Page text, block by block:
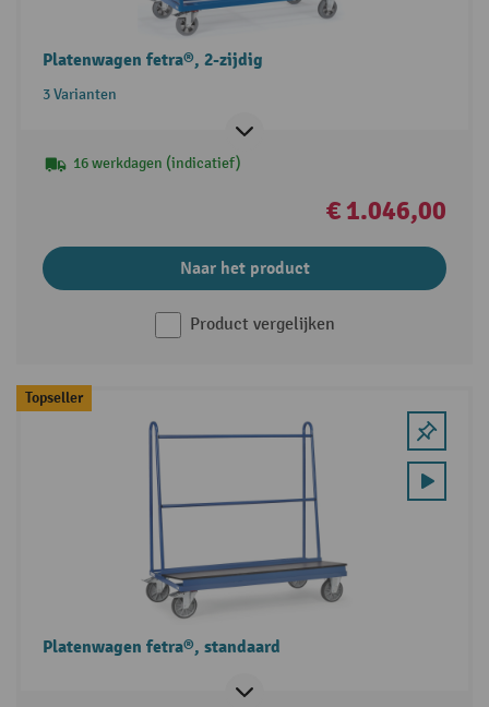
Platenwagen fetra®, 2-zijdig
3 Varianten
16 werkdagen (indicatief)
€ 1.046,00
Naar het product
Product vergelijken
Topseller
Platenwagen fetra®, standaard